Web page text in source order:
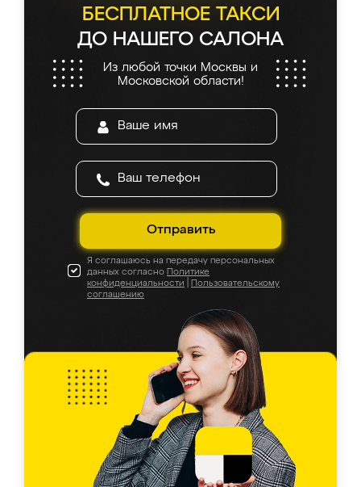
БЕСПЛАТНОЕ ТАКСИ
ДО НАШЕГО САЛОНА
Из любой точки Москвы и
Московской области!
Отправить
Я соглашаюсь на передачу персональных
данных согласно Политике
конфиденциальности
Пользовательскому
соглашению